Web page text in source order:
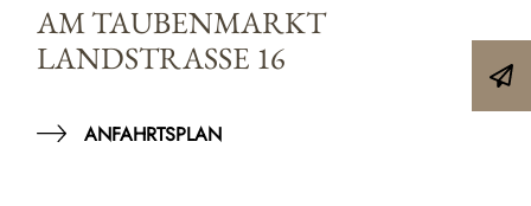
AM TAUBENMARKT
LANDSTRASSE 16
ANFAHRTSPLAN